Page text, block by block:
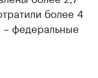
более 4
федеральные